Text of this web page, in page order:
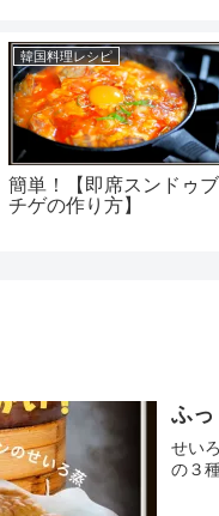
韓国料理レシピ
簡単！【即席スンドゥブ
チゲの作り方】
ふ
せい
の３